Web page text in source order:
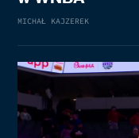
MICHAŁ KAJZEREK